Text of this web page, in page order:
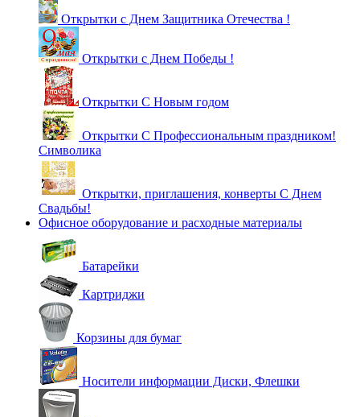
Открытки с Днем Защитника Отечества !
Открытки с Днем Победы !
Открытки С Новым годом
Открытки С Профессиональным праздником!
Символика
Открытки, приглашения, конверты С Днем
Свадьбы!
Офисное оборудование и расходные материалы
Батарейки
Картриджи
Корзины для бумаг
Носители информации Диски, Флешки